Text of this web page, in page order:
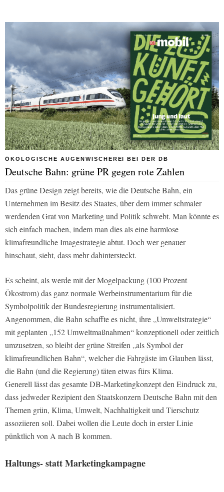
ÖKOLOGISCHE AUGENWISCHEREI BEI DER DB
Deutsche Bahn: grüne PR gegen rote Zahlen
Das grüne Design zeigt bereits, wie die Deutsche Bahn, ein
Unternehmen im Besitz des Staates, über dem immer schmaler
werdenden Grat von Marketing und Politik schwebt. Man könnte es
sich einfach machen, indem man dies als eine harmlose
klimafreundliche Imagestrategie abtut. Doch wer genauer
hinschaut, sieht, dass mehr dahintersteckt.
Es scheint, als werde mit der Mogelpackung (100 Prozent
Ökostrom) das ganz normale Werbeinstrumentarium für die
Symbolpolitik der Bundesregierung instrumentalisiert.
Angenommen, die Bahn schaffte es nicht, ihre „Umweltstrategie“
mit geplanten „152 Umweltmaßnahmen“ konzeptionell oder zeitlich
umzusetzen, so bleibt der grüne Streifen „als Symbol der
klimafreundlichen Bahn“, welcher die Fahrgäste im Glauben lässt,
die Bahn (und die Regierung) täten etwas fürs Klima.
Generell lässt das gesamte DB-Marketingkonzept den Eindruck zu,
dass jedweder Rezipient den Staatskonzern Deutsche Bahn mit den
Themen grün, Klima, Umwelt, Nachhaltigkeit und Tierschutz
assoziieren soll. Dabei wollen die Leute doch in erster Linie
pünktlich von A nach B kommen.
Haltungs- statt Marketingkampagne